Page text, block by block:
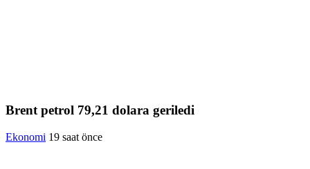
Brent petrol 79,21 dolara geriledi
Ekonomi 19 saat önce